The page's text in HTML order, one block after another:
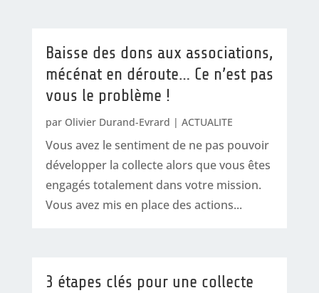
Baisse des dons aux associations,
mécénat en déroute… Ce n’est pas
vous le problème !
par Olivier Durand-Evrard | ACTUALITE
Vous avez le sentiment de ne pas pouvoir
développer la collecte alors que vous êtes
engagés totalement dans votre mission.
Vous avez mis en place des actions...
3 étapes clés pour une collecte